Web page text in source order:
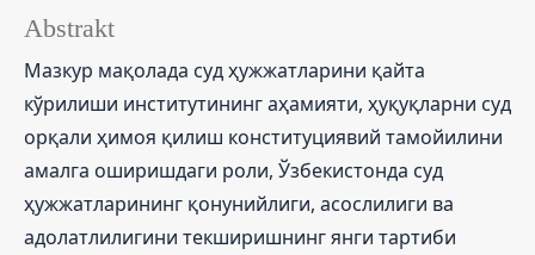
Abstrakt
Мазкур мақолада суд ҳужжатларини қайта
кўрилиши институтининг аҳамияти, ҳуқуқларни суд
орқали ҳимоя қилиш конституциявий тамойилини
амалга оширишдаги роли, Ўзбекистонда суд
ҳужжатларининг қонунийлиги, асослилиги ва
адолатлилигини текширишнинг янги тартиби